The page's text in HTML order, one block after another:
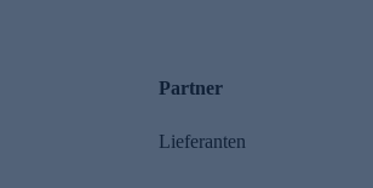
Partner
Lieferanten